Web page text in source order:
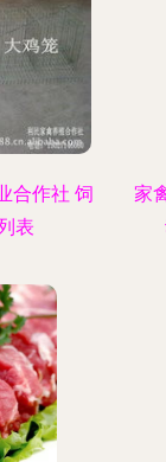
合作社 饲
表
家